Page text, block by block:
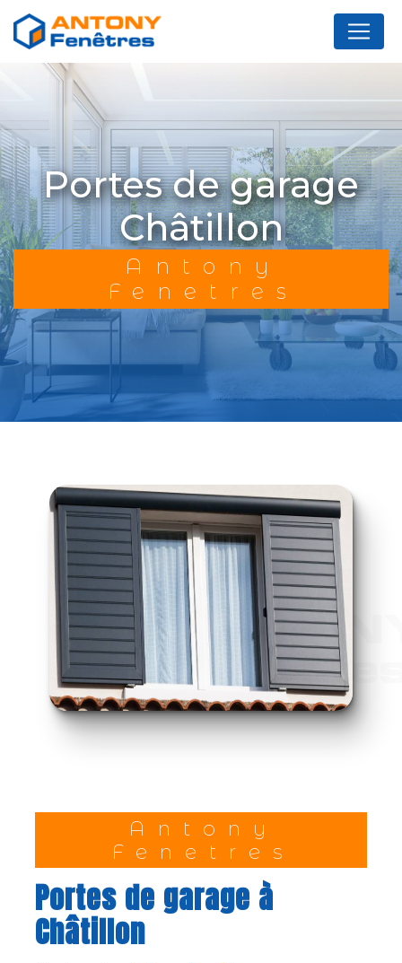
portes de garage
Châtillon
Antony
Fenetres
Antony
Fenetres
portes de garage à
Châtillon
Panneau de gestion des cookies